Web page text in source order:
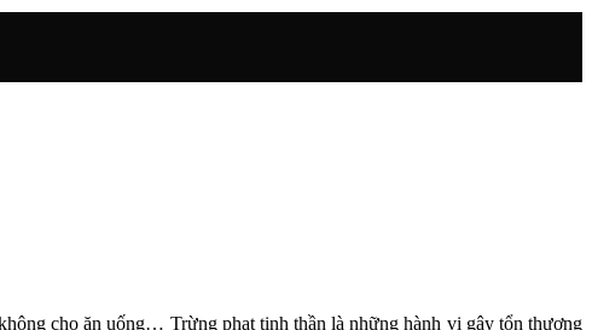
cho ăn uống… Trừng phạt tinh thần là những hành vi gây tổn thương